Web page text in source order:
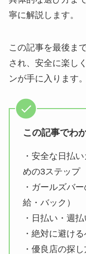
寧に解説します。
この記事を最後ま
され、安全に楽し
ンが手に入ります。
この記事でわ
・安全な日払
めの3ステップ
・ガールズバ
給・バック）
・日払い・週
・絶対に避け
・優良店の探